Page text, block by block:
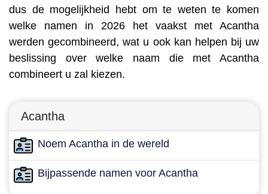
dus de mogelijkheid hebt om te weten te komen
welke namen in 2026 het vaakst met Acantha
werden gecombineerd, wat u ook kan helpen bij uw
beslissing over welke naam die met Acantha
combineert u zal kiezen.
Acantha
Noem Acantha in de wereld
Bijpassende namen voor Acantha